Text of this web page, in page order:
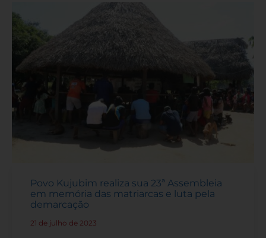
Povo Kujubim realiza sua 23ª Assembleia
em memória das matriarcas e luta pela
demarcação
21 de julho de 2023